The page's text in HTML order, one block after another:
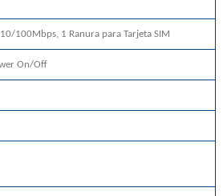
100Mbps, 1 Ranura para Tarjeta SIM
On/Off